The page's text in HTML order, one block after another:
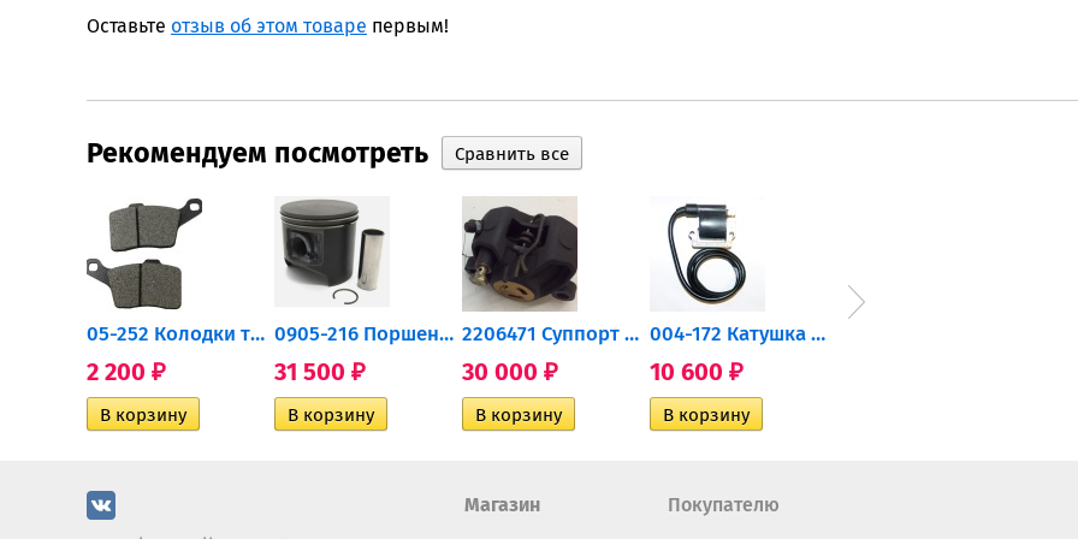
Оставьте отзыв об этом товаре первым!
Рекомендуем посмотреть
05-252 Колодки тормозные...
2 200 ₽
0905-216 Поршень Arctic Cat...
31 500 ₽
2206471 Суппорт тормозной...
30 000 ₽
004-172 Катушка зажигания...
10 600 ₽
Магазин
Покупателю